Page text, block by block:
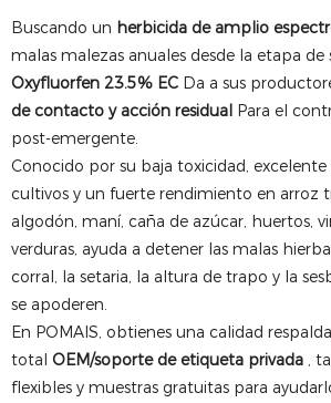
Buscando un herbicida de amplio
malas malezas anuales desde la etapa de
Oxyfluorfen 23.5% EC Da a sus
de contacto y acción residual Para el
post-emergente.
Conocido por su baja toxicidad, excelente
cultivos y un fuerte rendimiento en arroz
algodón, maní, caña de azúcar, huertos,
verduras, ayuda a detener las malas
corral, la setaria, la altura de trapo y la
se apoderen.
En POMAIS, obtienes una calidad
total OEM/soporte de etiqueta privada ,
flexibles y muestras gratuitas para